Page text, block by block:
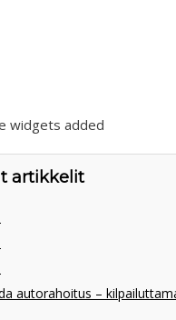
widgets added
artikkelit
autorahoitus –